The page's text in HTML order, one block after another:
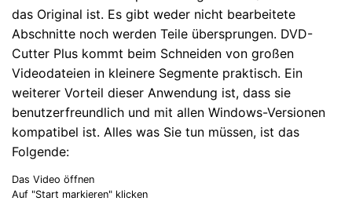
das Original ist. Es gibt weder nicht bearbeitete
Abschnitte noch werden Teile übersprungen. DVD-
Cutter Plus kommt beim Schneiden von großen
Videodateien in kleinere Segmente praktisch. Ein
weiterer Vorteil dieser Anwendung ist, dass sie
benutzerfreundlich und mit allen Windows-Versionen
kompatibel ist. Alles was Sie tun müssen, ist das
Folgende:
Das Video öffnen
Auf "Start markieren" klicken